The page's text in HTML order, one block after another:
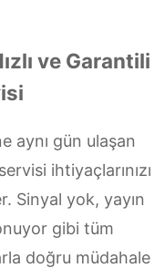
ve Garantili
aynı gün ulaşan
ihtiyaçlarınızı
Sinyal yok, yayın
gibi tüm
doğru müdahale